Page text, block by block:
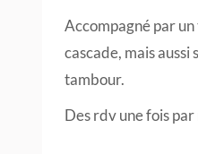
Accompagné par
cascade, mais aussi
tambour.
Des rdv une fois par